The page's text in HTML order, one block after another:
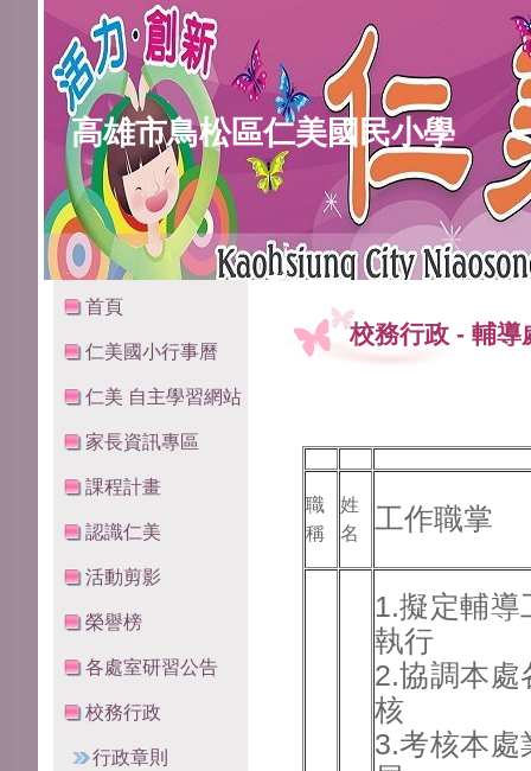
高雄市鳥松區仁美國民小學
:::
首頁
仁美國小行事曆
仁美 自主學習網站
家長資訊專區
課程計畫
認識仁美
活動剪影
榮譽榜
各處室研習公告
校務行政
行政章則
:::
校務行政 - 輔導
職
稱
姓
名
工作職掌
1.擬定輔
執行
2.協調本處
核
3.考核本處